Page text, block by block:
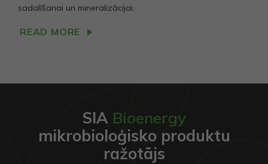
sadalīšanai un mineralizācijai.
READ MORE
SIA Bioenergy
mikrobioloģisko produktu
ražotājs